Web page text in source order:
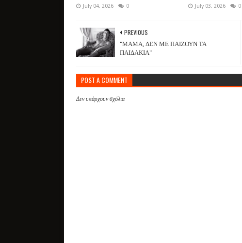
July 04, 2026 0 July 03, 2026 0
PREVIOUS
"ΜΑΜΑ, ΔΕΝ ΜΕ ΠΑΙΖΟΥΝ ΤΑ
ΠΑΙΔΑΚΙΑ"
POST A COMMENT
Δεν υπάρχουν σχόλια